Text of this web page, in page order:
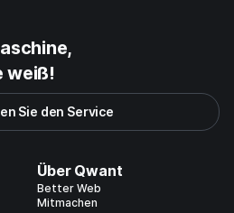
weiß!
Sie den Service
Über Qwant
Better Web
Mitmachen